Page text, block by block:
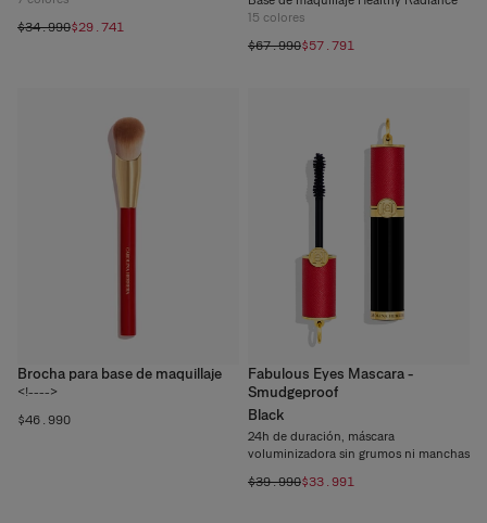
$34.990$29.741
15 colores
$67.990$57.791
Brocha para base de maquillaje
<!---->
$46.990
Fabulous Eyes Mascara -
Smudgeproof
Black
24h de duración, máscara
voluminizadora sin grumos ni manchas
$39.990$33.991